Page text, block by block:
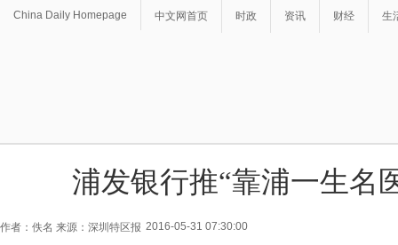
China Daily Homepage 中文网首页 时政 资讯 财经 生
浦发银行推“靠浦一生名
作者：佚名 来源：深圳特区报 2016-05-31 07:30:00